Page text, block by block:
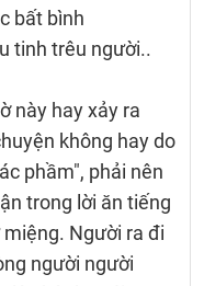
bất bình
tinh trêu người..
này hay xảy ra
không hay do
phầm", phải nên
trong lời ăn tiếng
Người ra đi
người người